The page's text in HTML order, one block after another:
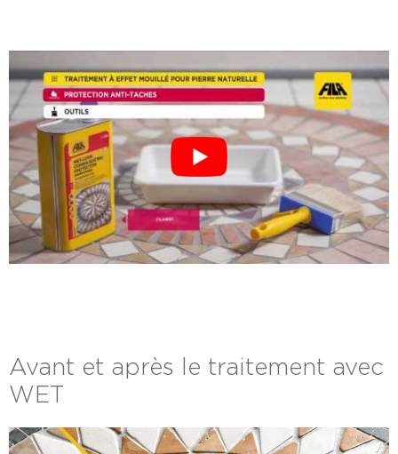
Avant et après le traitement avec
WET